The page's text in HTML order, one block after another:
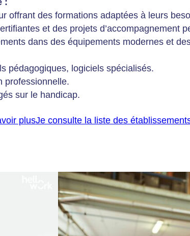
:
offrant des formations adaptées à leurs
et des projets d’accompagnement
dans des équipements modernes et
pédagogiques, logiciels spécialisés.
professionnelle.
sur le handicap.
plusJe consulte la liste des